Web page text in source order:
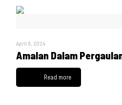
April 8, 2024
Amalan Dalam
Read more